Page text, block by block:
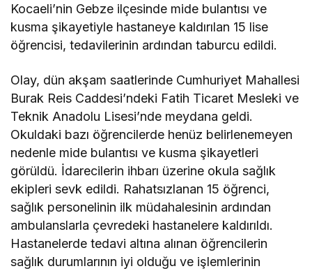
Kocaeli’nin Gebze ilçesinde mide bulantısı ve
kusma şikayetiyle hastaneye kaldırılan 15 lise
öğrencisi, tedavilerinin ardından taburcu edildi.
Olay, dün akşam saatlerinde Cumhuriyet Mahallesi
Burak Reis Caddesi’ndeki Fatih Ticaret Mesleki ve
Teknik Anadolu Lisesi’nde meydana geldi.
Okuldaki bazı öğrencilerde henüz belirlenemeyen
nedenle mide bulantısı ve kusma şikayetleri
görüldü. İdarecilerin ihbarı üzerine okula sağlık
ekipleri sevk edildi. Rahatsızlanan 15 öğrenci,
sağlık personelinin ilk müdahalesinin ardından
ambulanslarla çevredeki hastanelere kaldırıldı.
Hastanelerde tedavi altına alınan öğrencilerin
sağlık durumlarının iyi olduğu ve işlemlerinin